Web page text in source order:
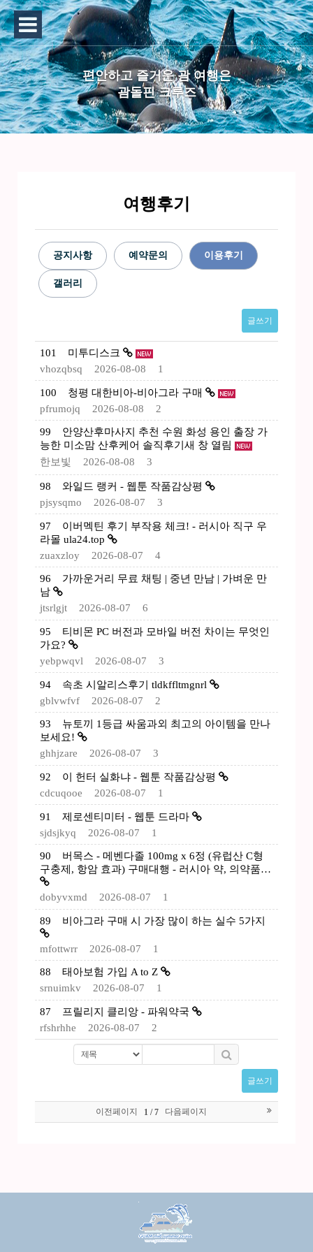
편안하고 즐거운 괌 여행은
괌돌핀 크루즈
여행후기
공지사항 예약문의 이용후기
갤러리
글쓰기
101
미투디스크
vhozqbsq
2026-08-08 1
100
청평 대한비아-비아그라 구매
pfrumojq
2026-08-08 2
99
안양산후마사지 추천 수원 화성 용인 출장 가
능한 미소맘 산후케어 솔직후기새 창 열림
한보빛
2026-08-08 3
98
와일드 랭커 - 웹툰 작품감상평
pjsysqmo
2026-08-07 3
97
이버멕틴 후기 부작용 체크! - 러시아 직구 우
라몰 ula24.top
zuaxzloy
2026-08-07 4
96
가까운거리 무료 채팅 | 중년 만남 | 가벼운 만
남
jtsrlgjt
2026-08-07 6
95
티비몬 PC 버전과 모바일 버전 차이는 무엇인
가요?
yebpwqvl
2026-08-07 3
94
속초 시알리스후기 tldkffltmgnrl
gblvwfvf
2026-08-07 2
93
뉴토끼 1등급 싸움과외 최고의 아이템을 만나
보세요!
ghhjzare
2026-08-07 3
92
이 헌터 실화냐 - 웹툰 작품감상평
cdcuqooe
2026-08-07 1
91
제로센티미터 - 웹툰 드라마
sjdsjkyq
2026-08-07 1
90
버목스 - 메벤다졸 100mg x 6정 (유럽산 C형
구충제, 항암 효과) 구매대행 - 러시아 약, 의약품…
dobyvxmd 2026-08-07 1
89 비아그라 구매 시 가장 많이 하는 실수 5가지
mfottwrr 2026-08-07 1
88
태아보험 가입 A to Z
srnuimkv
2026-08-07 1
87
프릴리지 클리앙 - 파워약국
rfshrhhe
2026-08-07 2
글쓰기
이전페이지 1 / 7 다음페이지